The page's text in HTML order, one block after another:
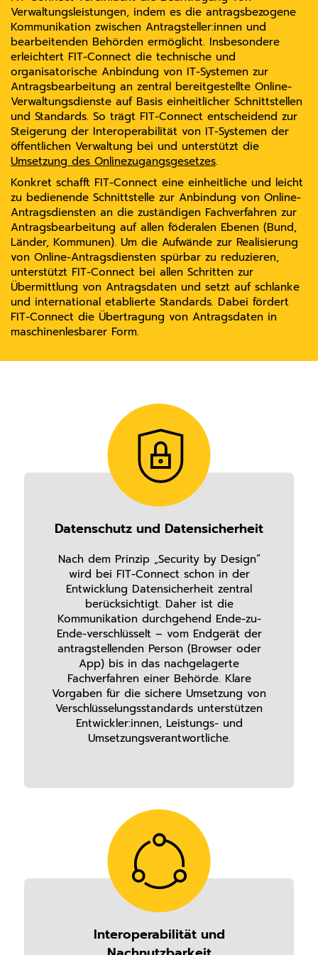
Verwaltungsleistungen, indem es die antragsbezogene
Kommunikation zwischen Antragsteller:innen und
bearbeitenden Behörden ermöglicht. Insbesondere
erleichtert FIT-Connect die technische und
organisatorische Anbindung von IT-Systemen zur
Antragsbearbeitung an zentral bereitgestellte Online-
Verwaltungsdienste auf Basis einheitlicher Schnittstellen
und Standards. So trägt FIT-Connect entscheidend zur
Steigerung der Interoperabilität von IT-Systemen der
öffentlichen Verwaltung bei und unterstützt die
Umsetzung des Onlinezugangsgesetzes.
Konkret schafft FIT-Connect eine einheitliche und leicht
zu bedienende Schnittstelle zur Anbindung von Online-
Antragsdiensten an die zuständigen Fachverfahren zur
Antragsbearbeitung auf allen föderalen Ebenen (Bund,
Länder, Kommunen). Um die Aufwände zur Realisierung
von Online-Antragsdiensten spürbar zu reduzieren,
unterstützt FIT-Connect bei allen Schritten zur
Übermittlung von Antragsdaten und setzt auf schlanke
und international etablierte Standards. Dabei fördert
FIT-Connect die Übertragung von Antragsdaten in
maschinenlesbarer Form.
Datenschutz und Datensicherheit
Nach dem Prinzip „Security by Design“
wird bei FIT-Connect schon in der
Entwicklung Datensicherheit zentral
berücksichtigt. Daher ist die
Kommunikation durchgehend Ende-zu-
Ende-verschlüsselt – vom Endgerät der
antragstellenden Person (Browser oder
App) bis in das nachgelagerte
Fachverfahren einer Behörde. Klare
Vorgaben für die sichere Umsetzung von
Verschlüsselungsstandards unterstützen
Entwickler:innen, Leistungs- und
Umsetzungsverantwortliche.
Interoperabilität und
_pk_id, _pk_ses
Anbieter:
Matomo
Zweck:
Matomo ist ein Open Source-Webanalysedienst. Die
Webanwendung wird auf unserem Server betrieben,
die erfassten Daten werden nicht automatisch mit
Dritten geteilt.
Cookie Laufzeit:
13 Monate